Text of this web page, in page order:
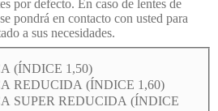
por defecto. En caso de lentes de
pondrá en contacto con usted para
a sus necesidades.
(ÍNDICE 1,50)
REDUCIDA (ÍNDICE 1,60)
SUPER REDUCIDA (ÍNDICE